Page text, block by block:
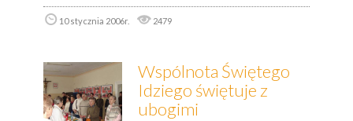
10 stycznia 2006r. 2479
Wspólnota Świętego
Idziego świętuje z
ubogimi